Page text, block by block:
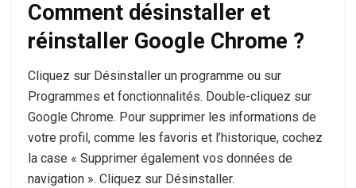
Comment désinstaller et
réinstaller Google Chrome ?
Cliquez sur Désinstaller un programme ou sur
Programmes et fonctionnalités. Double-cliquez sur
Google Chrome. Pour supprimer les informations de
votre profil, comme les favoris et l’historique, cochez
la case « Supprimer également vos données de
navigation ». Cliquez sur Désinstaller.